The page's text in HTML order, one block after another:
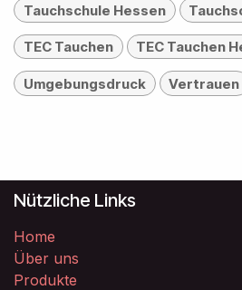
Tauchschule Hessen
TEC Tauchen TEC Tauchen
Umgebungsdruck Vertrauen
Nützliche Links
Home
Über uns
Produkte